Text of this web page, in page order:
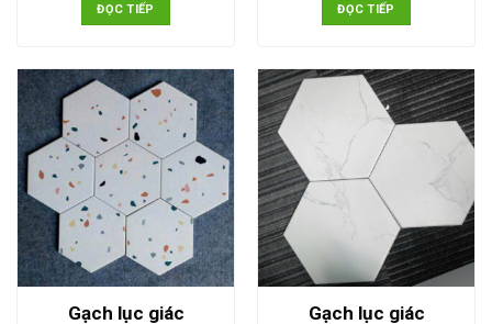
ĐỌC TIẾP ĐỌC TIẾP
Gạch lục giác Gạch lục giác